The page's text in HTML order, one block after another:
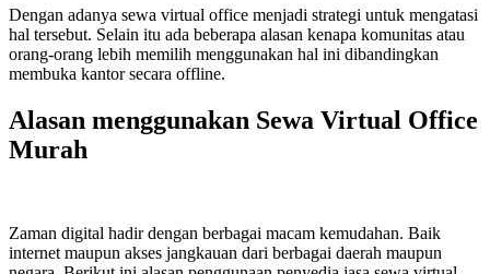
Dengan adanya sewa virtual office menjadi strategi untuk mengatasi
hal tersebut. Selain itu ada beberapa alasan kenapa komunitas atau
orang-orang lebih memilih menggunakan hal ini dibandingkan
membuka kantor secara offline.
Alasan menggunakan Sewa Virtual Office
Murah
Zaman digital hadir dengan berbagai macam kemudahan. Baik
internet maupun akses jangkauan dari berbagai daerah maupun